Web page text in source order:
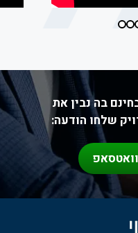
בה נבין את
שלחו הודעה: